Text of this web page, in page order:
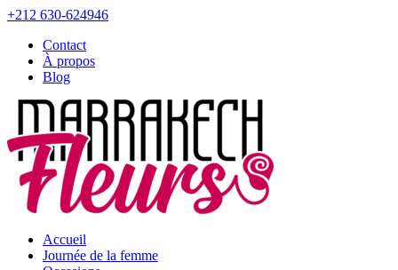
+212 630-624946
Contact
À propos
Blog
Accueil
Journée de la femme